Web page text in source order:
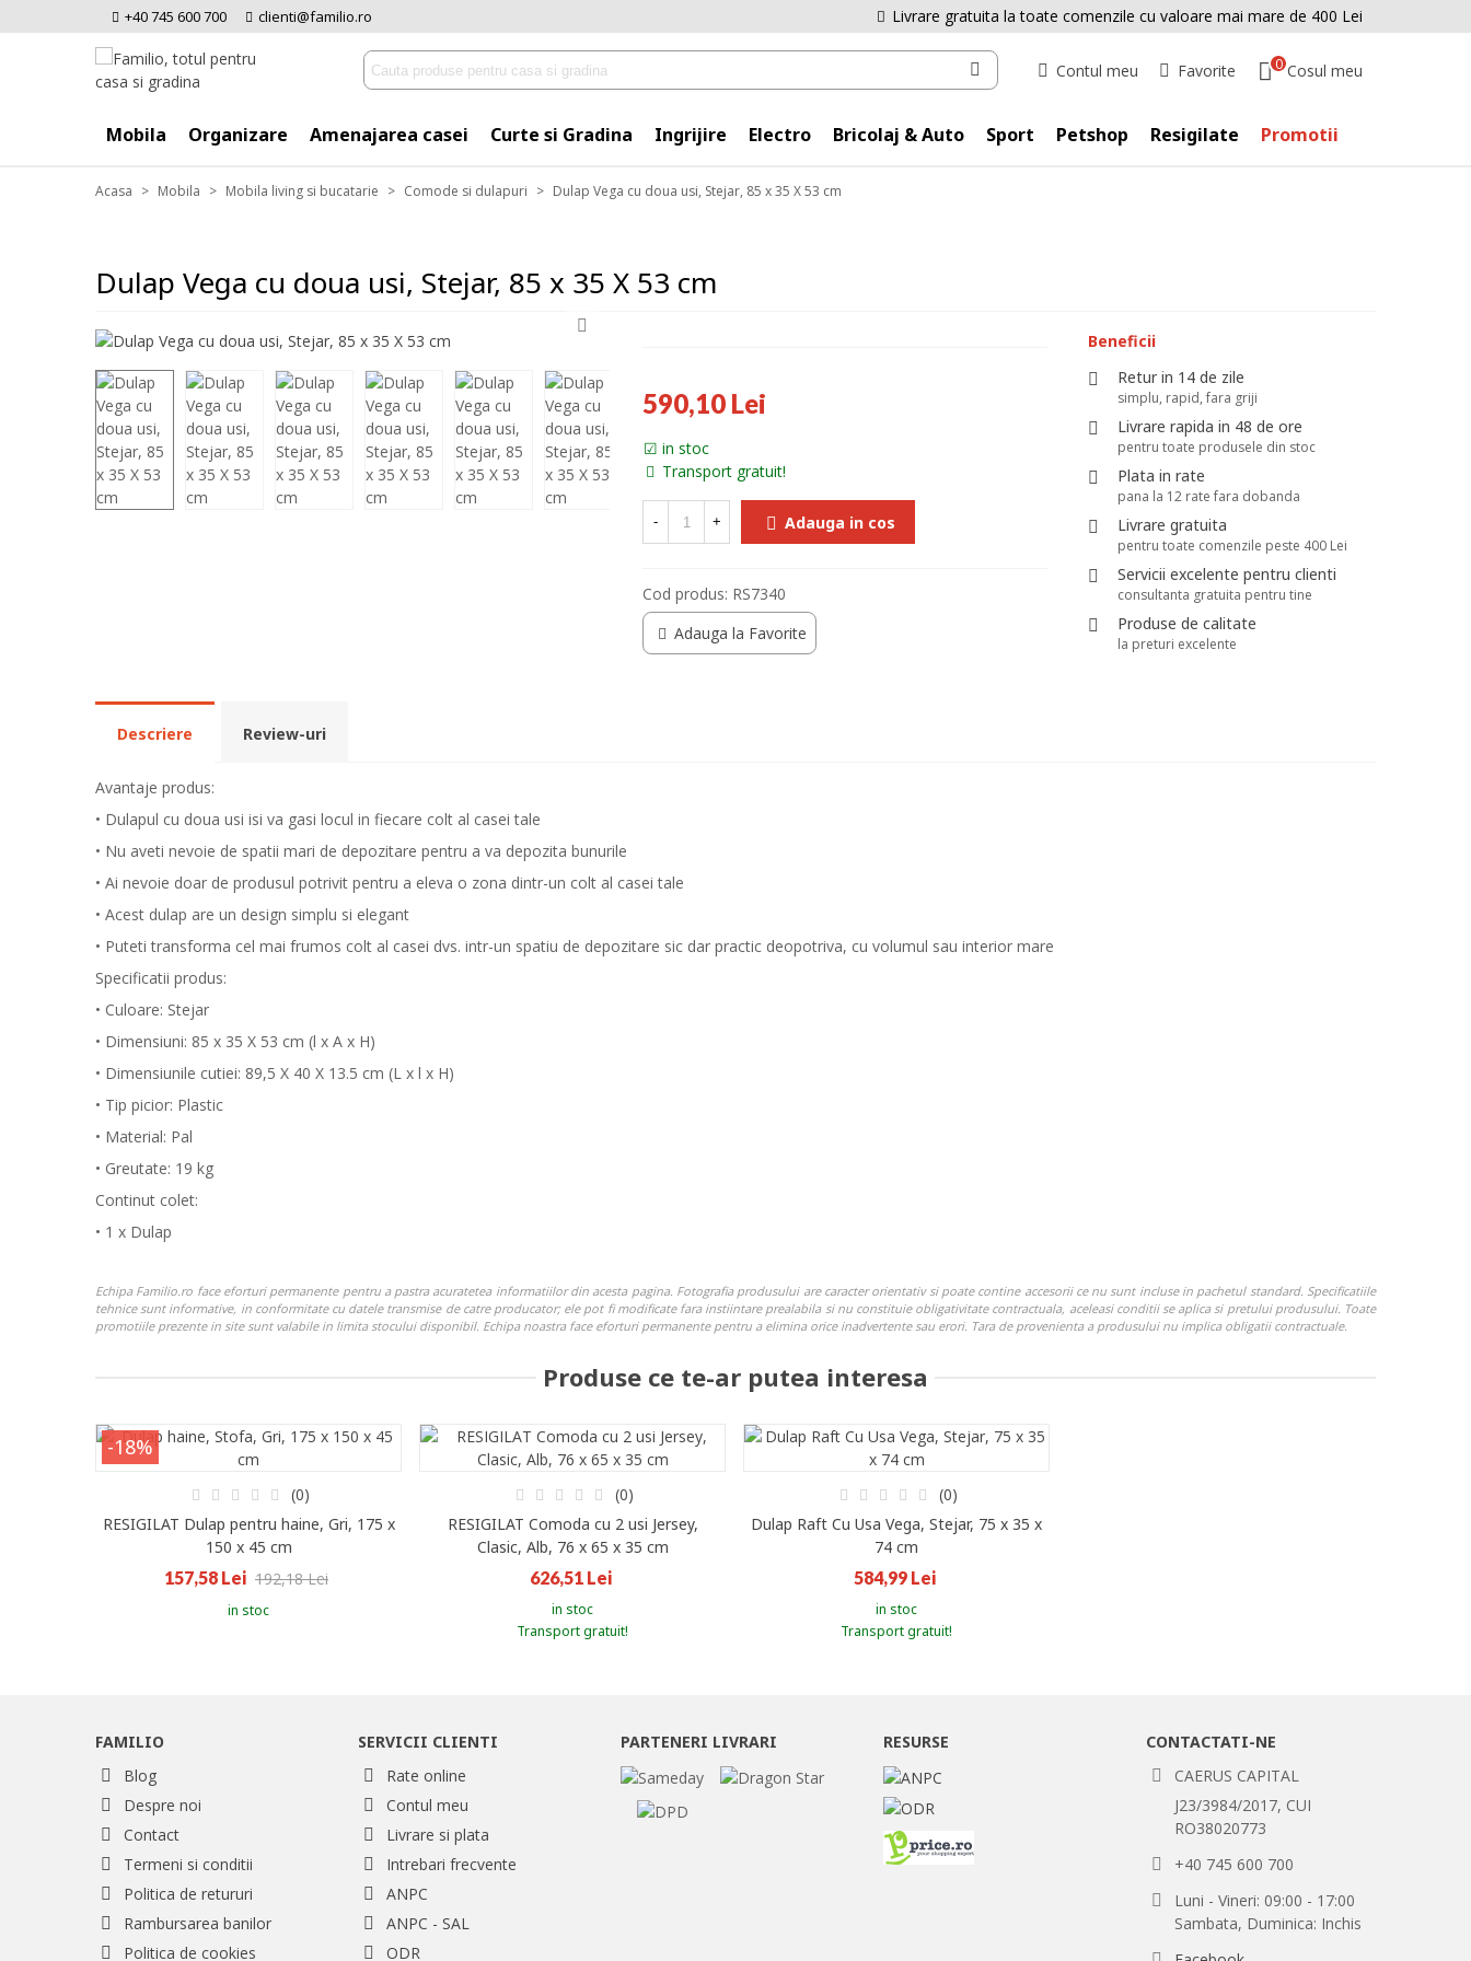
+40 745 600 700 clienti@familio.ro Livrare gratuita la toate comenzile cu valoare mai mare de 400 Lei
Contul meu Favorite 0 Cosul meu
Mobila Organizare Amenajarea casei Curte si Gradina Ingrijire Electro Bricolaj & Auto Sport Petshop Resigilate Promotii
Acasa > Mobila > Mobila living si bucatarie > Comode si dulapuri > Dulap Vega cu doua usi, Stejar, 85 x 35 X 53 cm
Dulap Vega cu doua usi, Stejar, 85 x 35 X 53 cm
590,10 Lei
in stoc
Transport gratuit!
- + Adauga in cos
Cod produs: RS7340
Adauga la Favorite
Beneficii
Retur in 14 de zile
simplu, rapid, fara griji
Livrare rapida in 48 de ore
pentru toate produsele din stoc
Plata in rate
pana la 12 rate fara dobanda
Livrare gratuita
pentru toate comenzile peste 400 Lei
Servicii excelente pentru clienti
consultanta gratuita pentru tine
Produse de calitate
la preturi excelente
Descriere Review-uri
Avantaje produs:
• Dulapul cu doua usi isi va gasi locul in fiecare colt al casei tale
• Nu aveti nevoie de spatii mari de depozitare pentru a va depozita bunurile
• Ai nevoie doar de produsul potrivit pentru a eleva o zona dintr-un colt al casei tale
• Acest dulap are un design simplu si elegant
• Puteti transforma cel mai frumos colt al casei dvs. intr-un spatiu de depozitare sic dar practic deopotriva, cu volumul sau interior mare
Specificatii produs:
• Culoare: Stejar
• Dimensiuni: 85 x 35 X 53 cm (l x A x H)
• Dimensiunile cutiei: 89,5 X 40 X 13.5 cm (L x l x H)
• Tip picior: Plastic
• Material: Pal
• Greutate: 19 kg
Continut colet:
• 1 x Dulap
Echipa Familio.ro face eforturi permanente pentru a pastra acuratetea informatiilor din acesta pagina. Fotografia produsului are caracter orientativ si poate contine accesorii ce nu sunt incluse in pachetul standard. Specificatiile
tehnice sunt informative, in conformitate cu datele transmise de catre producator; ele pot fi modificate fara instiintare prealabila si nu constituie obligativitate contractuala, aceleasi conditii se aplica si pretului produsului. Toate
promotiile prezente in site sunt valabile in limita stocului disponibil. Echipa noastra face eforturi permanente pentru a elimina orice inadvertente sau erori. Tara de provenienta a produsului nu implica obligatii contractuale.
Produse ce te-ar putea interesa
-18%
(0)
RESIGILAT Dulap pentru haine, Gri, 175 x
150 x 45 cm
157,58 Lei 192,18 Lei
in stoc
(0)
RESIGILAT Comoda cu 2 usi Jersey,
Clasic, Alb, 76 x 65 x 35 cm
626,51 Lei
in stoc
Transport gratuit!
(0)
Dulap Raft Cu Usa Vega, Stejar, 75 x 35 x
74 cm
584,99 Lei
in stoc
Transport gratuit!
FAMILIO
Blog
Despre noi
Contact
Termeni si conditii
Politica de retururi
Rambursarea banilor
Politica de cookies
SERVICII CLIENTI
Rate online
Contul meu
Livrare si plata
Intrebari frecvente
ANPC
ANPC - SAL
ODR
PARTENERI LIVRARI RESURSE
CONTACTATI-NE
CAERUS CAPITAL
J23/3984/2017, CUI
RO38020773
+40 745 600 700
Luni - Vineri: 09:00 - 17:00
Sambata, Duminica: Inchis